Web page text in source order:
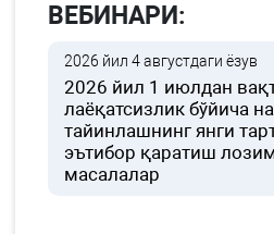
ВЕБИНАРИ:
2026 йил 4 августдаги ёзув
2026 йил 1 июлдан
лаёқатсизлик бўйича
тайинлашнинг янги
эътибор қаратиш
масалалар